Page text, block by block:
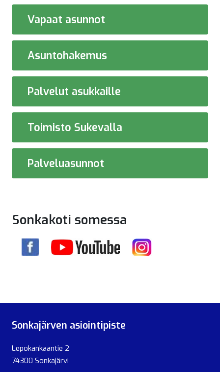
Vapaat asunnot
Asuntohakemus
Palvelut asukkaille
Toimisto Sukevalla
Palveluasunnot
Sonkakoti somessa
Sonkajärven asiointipiste
Lepokankaantie 2
74300 Sonkajärvi